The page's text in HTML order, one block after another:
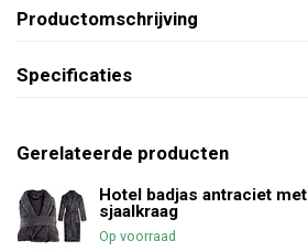
Productomschrijving
Specificaties
Gerelateerde producten
Hotel badjas antraciet met
sjaalkraag
Op voorraad